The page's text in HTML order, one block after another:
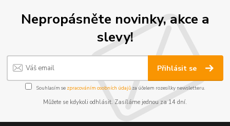
Nepropásněte novinky, akce a
slevy!
Přihlásit se
Souhlasím se zpracováním osobních údajůza účelem rozesílky newsletteru.
Můžete se kdykoli odhlásit. Zasíláme jednou za 14 dní.